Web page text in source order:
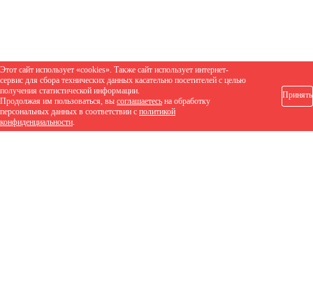
Этот сайт использует «cookies». Также сайт использует интернет-
сервис для сбора технических данных касательно посетителей с целью
получения статистической информации.
Продолжая им пользоваться, вы соглашаетесь на обработку
персональных данных в соответствии с политикой
конфиденциальности.
Принять